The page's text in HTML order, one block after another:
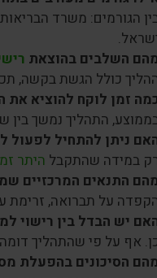
הגורמים: משרד
השלבים בהוצאת
כולל הגשת בקשה,
זמן לוקח להוציא את
התהליך נמשך בין
ניתן להתחיל לפעול
במידה שהתקבל היתר
התנאים המרכזיים
על תברואה, זרימת
יש הבדל בין רישוי
אף על פי שהתהליך
הסיכונים בהפעלת